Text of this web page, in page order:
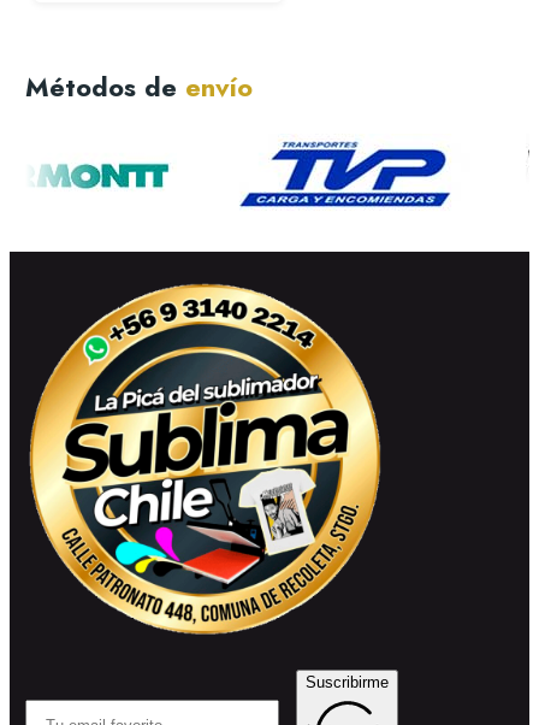
Métodos de envío
Suscribirme